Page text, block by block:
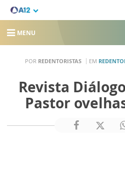
MENU
POR REDENTORISTAS EM
Revista
Pastor